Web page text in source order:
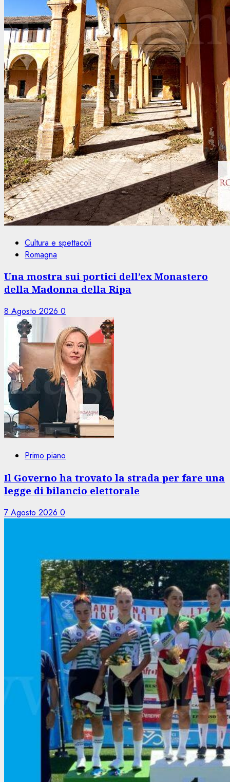
Cultura e spettacoli
Romagna
Una mostra sui portici dell’ex Monastero
della Madonna della Ripa
8 Agosto 2026 0
Primo piano
Il Governo ha trovato la strada per fare una
legge di bilancio elettorale
7 Agosto 2026 0